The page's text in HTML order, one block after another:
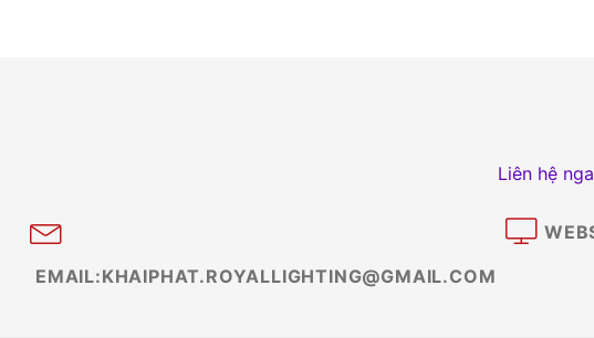
Liên hệ
EMAIL:KHAIPHAT.ROYALLIGHTING@GMAIL.COM